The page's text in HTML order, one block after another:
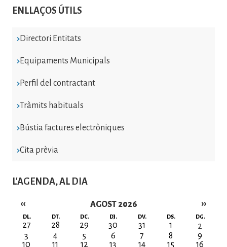
ENLLAÇOS ÚTILS
Directori Entitats
Equipaments Municipals
Perfil del contractant
Tràmits habituals
Bústia factures electròniques
Cita prèvia
L'AGENDA, AL DIA
AGOST 2026
Paginació
‹‹ ››
DL. DT. DC. DJ. DV. DS. DG.
27 28 29 30 31 1
2
3
4 5 6 7 8
9
10
11 12 13 14 15 16